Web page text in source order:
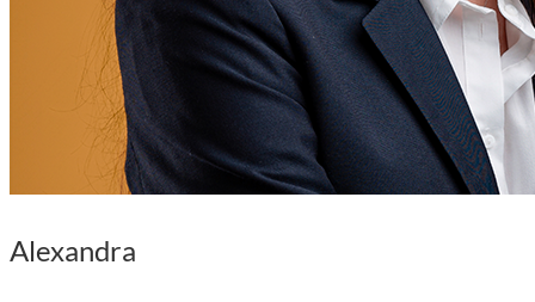
Alexandra